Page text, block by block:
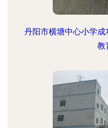
丹阳市横塘中心小学
教